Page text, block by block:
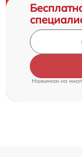
Нажимая на